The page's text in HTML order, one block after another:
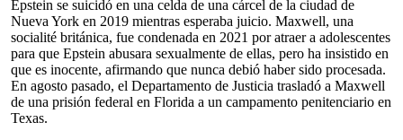
Epstein se suicidó en una celda de una cárcel de la ciudad de
Nueva York en 2019 mientras esperaba juicio. Maxwell, una
socialité británica, fue condenada en 2021 por atraer a adolescentes
para que Epstein abusara sexualmente de ellas, pero ha insistido en
que es inocente, afirmando que nunca debió haber sido procesada.
En agosto pasado, el Departamento de Justicia trasladó a Maxwell
de una prisión federal en Florida a un campamento penitenciario en
Texas.